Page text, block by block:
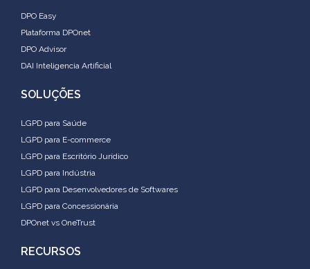
DPO Easy
Plataforma DPOnet
DPO Advisor
DAI Inteligencia Artificial
SOLUÇÕES
LGPD para Saúde
LGPD para E-commerce
LGPD para Escritório Jurídico
LGPD para Indústria
LGPD para Desenvolvedores de Softwares
LGPD para Concessionária
DPOnet vs OneTrust
RECURSOS